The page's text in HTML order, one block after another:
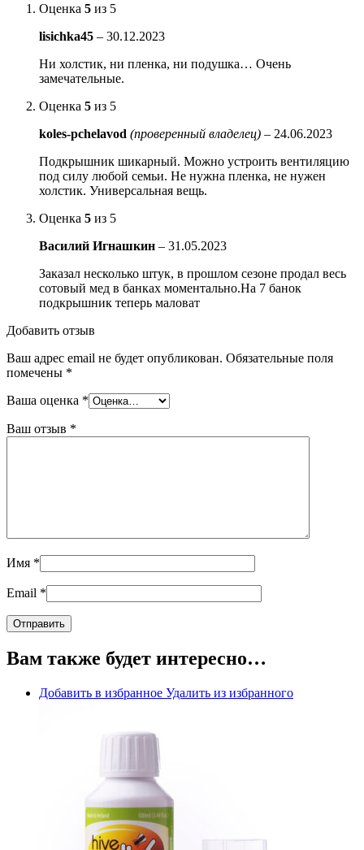
Оценка 5 из 5
lisichka45 – 30.12.2023
Ни холстик, ни пленка, ни подушка… Очень
замечательные.
Оценка 5 из 5
koles-pchelavod (проверенный владелец) – 24.06.2023
Подкрышник шикарный. Можно устроить вентиляцию
под силу любой семьи. Не нужна пленка, не нужен
холстик. Универсальная вещь.
Оценка 5 из 5
Василий Игнашкин – 31.05.2023
Заказал несколько штук, в прошлом сезоне продал весь
сотовый мед в банках моментально.На 7 банок
подкрышник теперь маловат
Добавить отзыв
Ваш адрес email не будет опубликован. Обязательные поля
помечены *
Ваша оценка *
Ваш отзыв *
Имя *
Email *
Вам также будет интересно…
Добавить в избранное Удалить из избранного